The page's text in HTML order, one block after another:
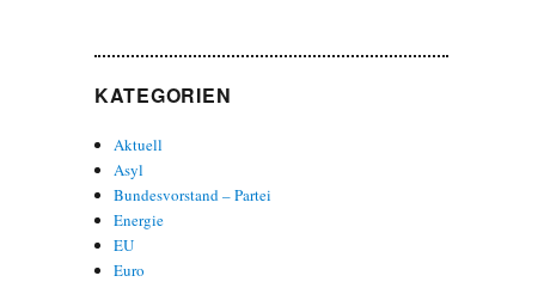
KATEGORIEN
Aktuell
Asyl
Bundesvorstand – Partei
Energie
EU
Euro